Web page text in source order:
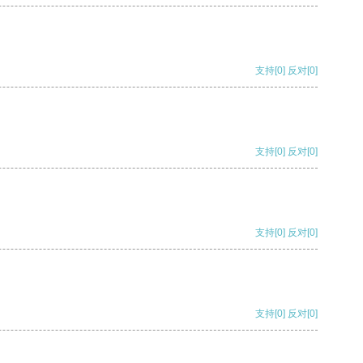
支持[0] 反对[0]
支持[0] 反对[0]
支持[0] 反对[0]
支持[0] 反对[0]